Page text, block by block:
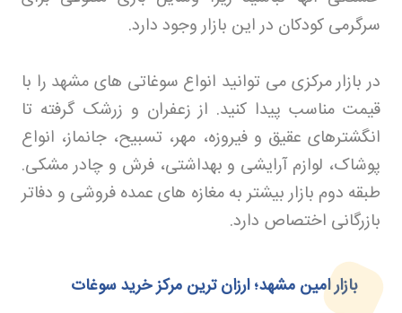
سرگرمی کودکان در این بازار وجود دارد.
در بازار مرکزی می توانید انواع سوغاتی های مشهد را با
قیمت مناسب پیدا کنید. از زعفران و زرشک گرفته تا
انگشترهای عقیق و فیروزه، مهر، تسبیح، جانماز، انواع
پوشاک، لوازم آرایشی و بهداشتی، فرش و چادر مشکی.
طبقه دوم بازار بیشتر به مغازه های عمده فروشی و دفاتر
بازرگانی اختصاص دارد.
بازار امین مشهد؛ ارزان ترین مرکز خرید سوغات